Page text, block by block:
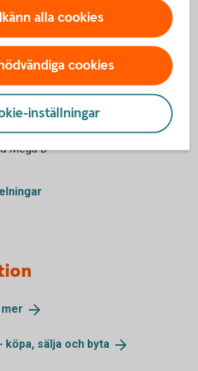
B
High Yield B
High Yield B
B
alltid ut 5 procent)
Mega J
Mega B
mer
köpa, sälja och byta
alla cookies
cookies
inställningar